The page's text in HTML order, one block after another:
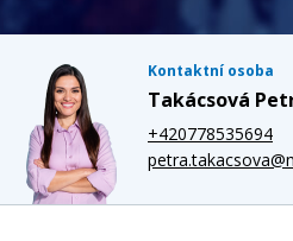
Kontaktní osoba
Takácsová
+420778535694